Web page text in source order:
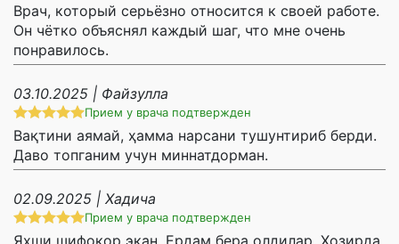
Врач, который серьёзно относится к своей работе.
Он чётко объяснял каждый шаг, что мне очень
понравилось.
03.10.2025 | Файзулла
Прием у врача подтвержден
Вақтини аямай, ҳамма нарсани тушунтириб берди.
Даво топганим учун миннатдорман.
02.09.2025 | Хадича
Прием у врача подтвержден
Яхши шифокор экан. Ердам бера олдилар, Хозирда